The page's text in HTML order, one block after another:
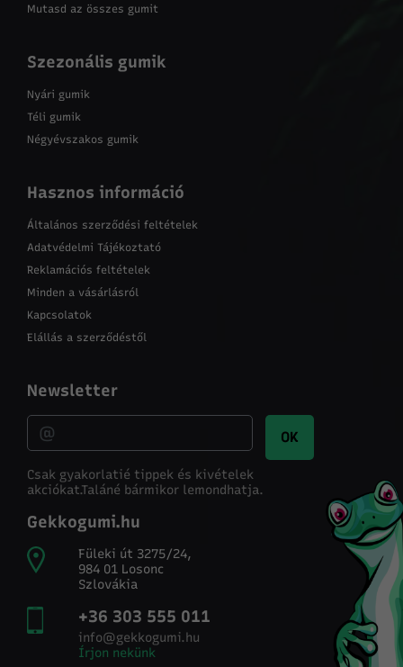
Mutasd az összes gumit
Szezonális gumik
Nyári gumik
Téli gumik
Négyévszakos gumik
Hasznos információ
Általános szerződési feltételek
Adatvédelmi Tájékoztató
Reklamációs feltételek
Minden a vásárlásról
Kapcsolatok
Elállás a szerződéstől
Newsletter
OK
Csak gyakorlatié tippek és kivételek
akciókat.Taláné bármikor lemondhatja.
Gekkogumi.hu
Füleki út 3275/24,
984 01 Losonc
Szlovákia
+36 303 555 011
info@gekkogumi.hu
Írjon nekünk